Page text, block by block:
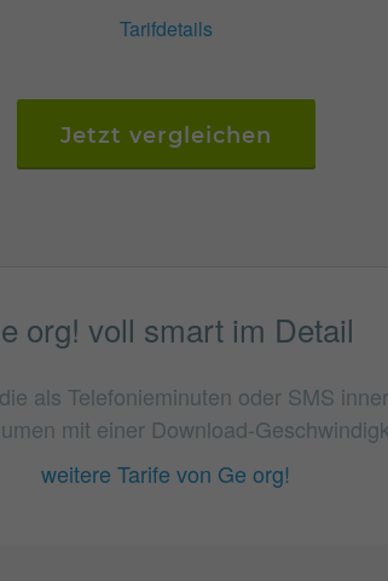
Tarifdetails
Jetzt vergleichen
org! voll smart im Detail
als Telefonieminuten oder SMS
mit einer Download-
weitere Tarife von Ge org!